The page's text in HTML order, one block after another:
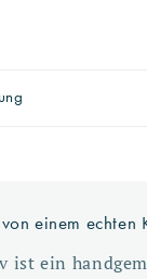
einem echten
ist ein